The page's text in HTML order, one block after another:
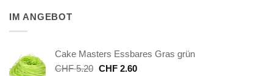
IM ANGEBOT
Cake Masters Essbares Gras grün
CHF5.20 Ursprünglicher
CHF2.60Aktueller